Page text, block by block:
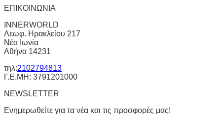
ΕΠΙΚΟΙΝΩΝΙΑ
INNERWORLD
Λεωφ. Ηρακλείου 217
Νέα Ιωνία
Αθήνα 14231
τηλ:2102794813
Γ.Ε.ΜΗ: 3791201000
NEWSLETTER
Ενημερωθείτε για τα νέα και τις προσφορές μας!